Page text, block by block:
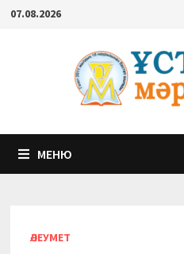
Перейти
содержимому
07.08.2026
МЕНЮ
ӘЛЕУМЕТ